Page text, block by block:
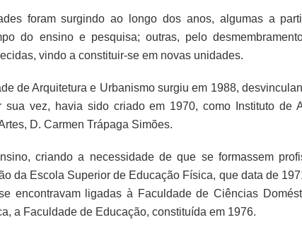
foram surgindo ao longo dos anos, algumas a
do ensino e pesquisa; outras, pelo
vindo a constituir-se em novas unidades.
de Arquitetura e Urbanismo surgiu em 1988,
sua vez, havia sido criado em 1970, como Instituto de
D. Carmen Trápaga Simões.
criando a necessidade de que se formassem
da Escola Superior de Educação Física, que data de
encontravam ligadas à Faculdade de Ciências
a Faculdade de Educação, constituída em 1976.